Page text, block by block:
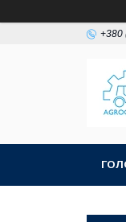
+380